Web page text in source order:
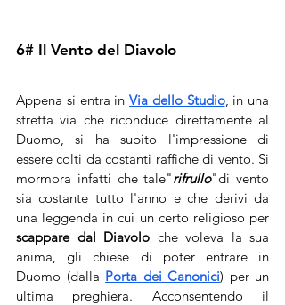
6# Il Vento del Diavolo
Appena si entra in Via dello Studio, in una
stretta via che riconduce direttamente al
Duomo, si ha subito l'impressione di
essere colti da costanti raffiche di vento. Si
mormora infatti che tale"rifrullo"di vento
sia costante tutto l'anno e che derivi da
scappare dal Diavolo che voleva la sua
anima, gli chiese di poter entrare in
Duomo (dalla Porta dei Canonici) per un
ultima preghiera. Acconsentendo il